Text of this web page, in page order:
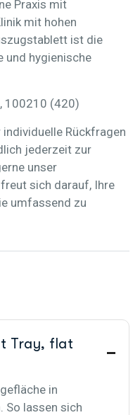
Praxis mit
mit hohen
ist die
und hygienische
100210 (420)
Rückfragen
jederzeit zur
unser
sich darauf, Ihre
umfassend zu
Tray, flat
in
So lassen sich